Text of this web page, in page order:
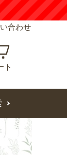
合わせ
ト